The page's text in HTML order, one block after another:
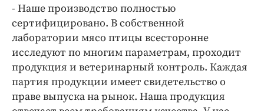
- Наше производство полностью
сертифицировано. В собственной
лаборатории мясо птицы всесторонне
исследуют по многим параметрам, проходит
продукция и ветеринарный контроль. Каждая
партия продукции имеет свидетельство о
праве выпуска на рынок. Наша продукция